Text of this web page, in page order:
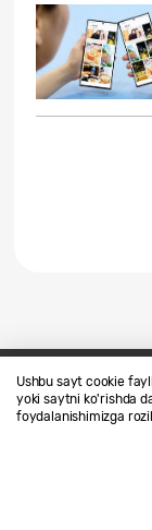
Ushbu sayt cookie
yoki saytni ko'rishda
foydalanishimizga Biz